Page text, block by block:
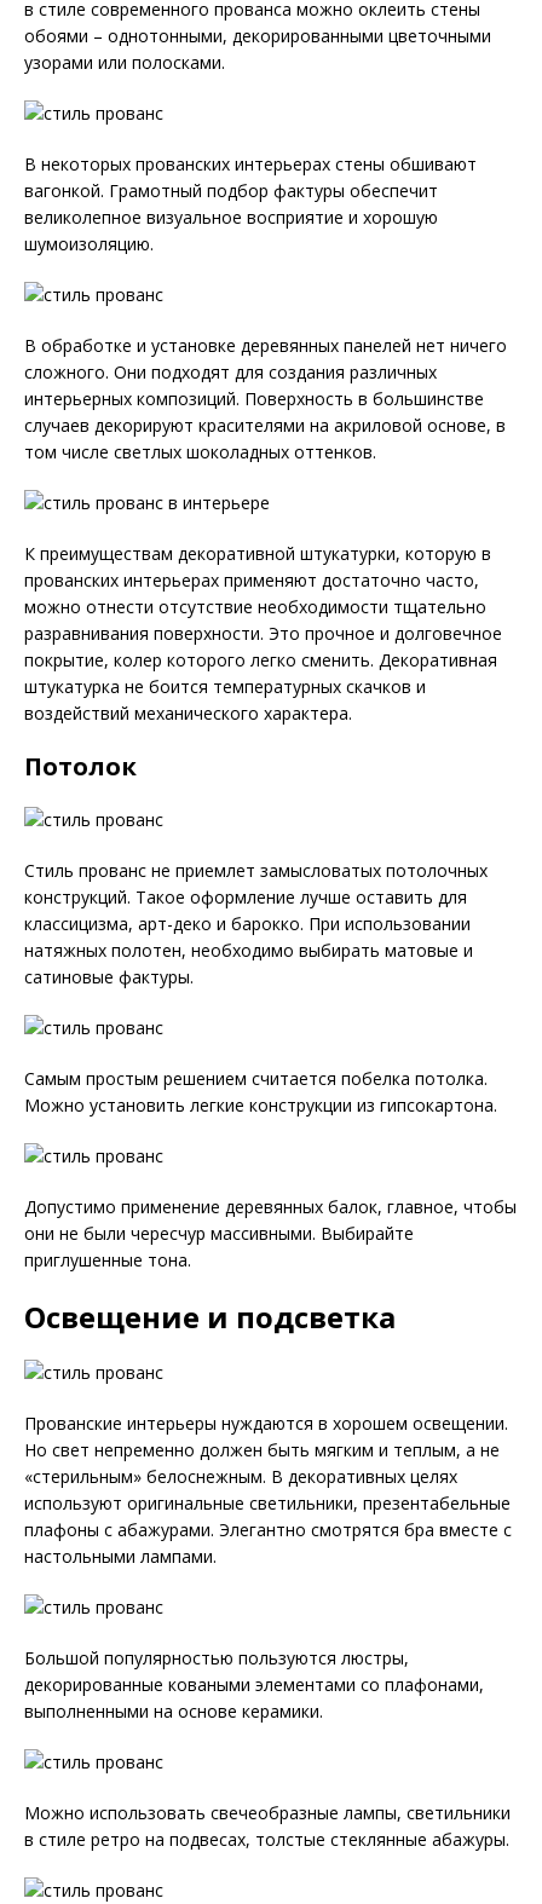
в стиле современного прованса можно оклеить стены
обоями – однотонными, декорированными цветочными
узорами или полосками.
В некоторых прованских интерьерах стены обшивают
вагонкой. Грамотный подбор фактуры обеспечит
великолепное визуальное восприятие и хорошую
шумоизоляцию.
В обработке и установке деревянных панелей нет ничего
сложного. Они подходят для создания различных
интерьерных композиций. Поверхность в большинстве
случаев декорируют красителями на акриловой основе, в
том числе светлых шоколадных оттенков.
К преимуществам декоративной штукатурки, которую в
прованских интерьерах применяют достаточно часто,
можно отнести отсутствие необходимости тщательно
разравнивания поверхности. Это прочное и долговечное
покрытие, колер которого легко сменить. Декоративная
штукатурка не боится температурных скачков и
воздействий механического характера.
Потолок
Стиль прованс не приемлет замысловатых потолочных
конструкций. Такое оформление лучше оставить для
классицизма, арт-деко и барокко. При использовании
натяжных полотен, необходимо выбирать матовые и
сатиновые фактуры.
Самым простым решением считается побелка потолка.
Можно установить легкие конструкции из гипсокартона.
Допустимо применение деревянных балок, главное, чтобы
они не были чересчур массивными. Выбирайте
приглушенные тона.
Освещение и подсветка
Прованские интерьеры нуждаются в хорошем освещении.
Но свет непременно должен быть мягким и теплым, а не
«стерильным» белоснежным. В декоративных целях
используют оригинальные светильники, презентабельные
плафоны с абажурами. Элегантно смотрятся бра вместе с
настольными лампами.
Большой популярностью пользуются люстры,
декорированные коваными элементами со плафонами,
выполненными на основе керамики.
Можно использовать свечеобразные лампы, светильники
в стиле ретро на подвесах, толстые стеклянные абажуры.